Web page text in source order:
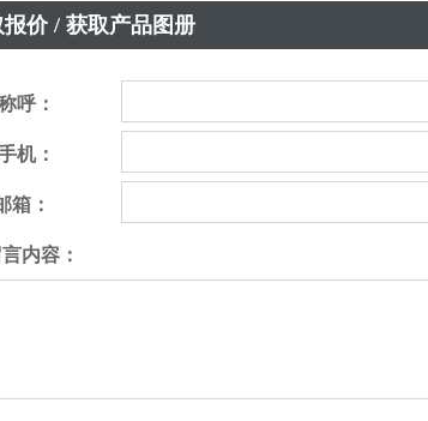
报价 / 获取产品图册
呼：
机：
箱：
内容：